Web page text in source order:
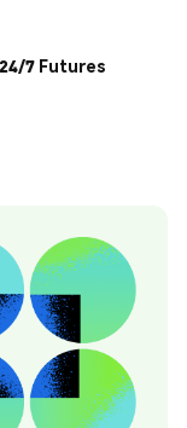
7 Futures